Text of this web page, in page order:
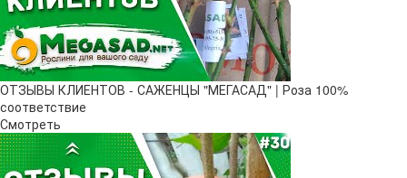
ОТЗЫВЫ КЛИЕНТОВ - САЖЕНЦЫ "МЕГАСАД" | Роза 100%
соответствие
Смотреть